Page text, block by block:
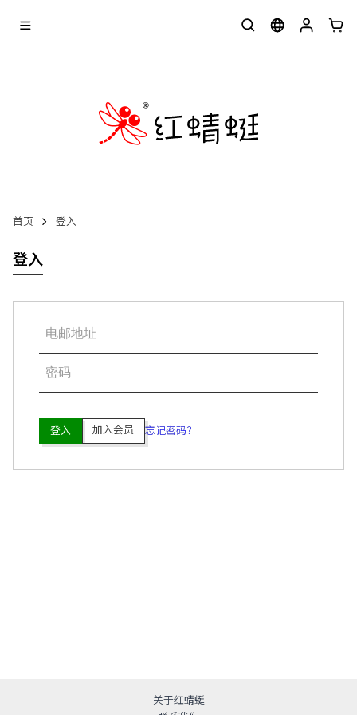
首页 登入
登入
登入 加入会员 忘记密码？
关于红蜻蜓